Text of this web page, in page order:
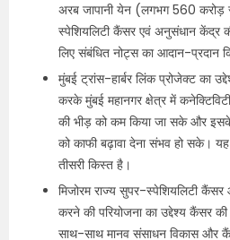
अरब जापानी येन (लगभग 560 करोड़
स्पेशियलिटी कैंसर एवं अनुसंधान केंद्र
लिए संबंधित नोट्स का आदान-प्रदान
मुंबई ट्रांस-हार्बर लिंक प्रोजेक्‍ट का
करके मुंबई महानगर क्षेत्र में
की भीड़ को कम किया जा सके और इसके
को काफी बढ़ावा देना संभव हो सके।
तीसरी किस्‍त है।
मिजोरम राज्य सुपर-स्पेशियलिटी
करने की परियोजना का उद्देश्य कैंसर
साथ-साथ मानव संसाधन विकास और